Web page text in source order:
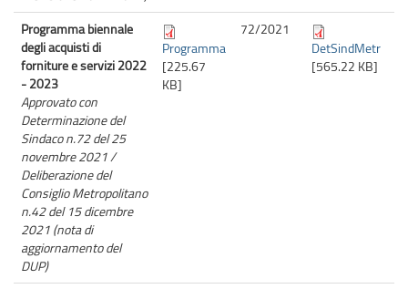
Programma biennale
degli acquisti di
forniture e servizi 2022
- 2023
Approvato con
Determinazione del
Sindaco n.72 del 25
novembre 2021 /
Deliberazione del
Consiglio Metropolitano
n.42 del 15 dicembre
2021 (nota di
aggiornamento del
DUP)
Programma
[225.67
KB]
72/2021
DetSindMetr
[565.22 KB]